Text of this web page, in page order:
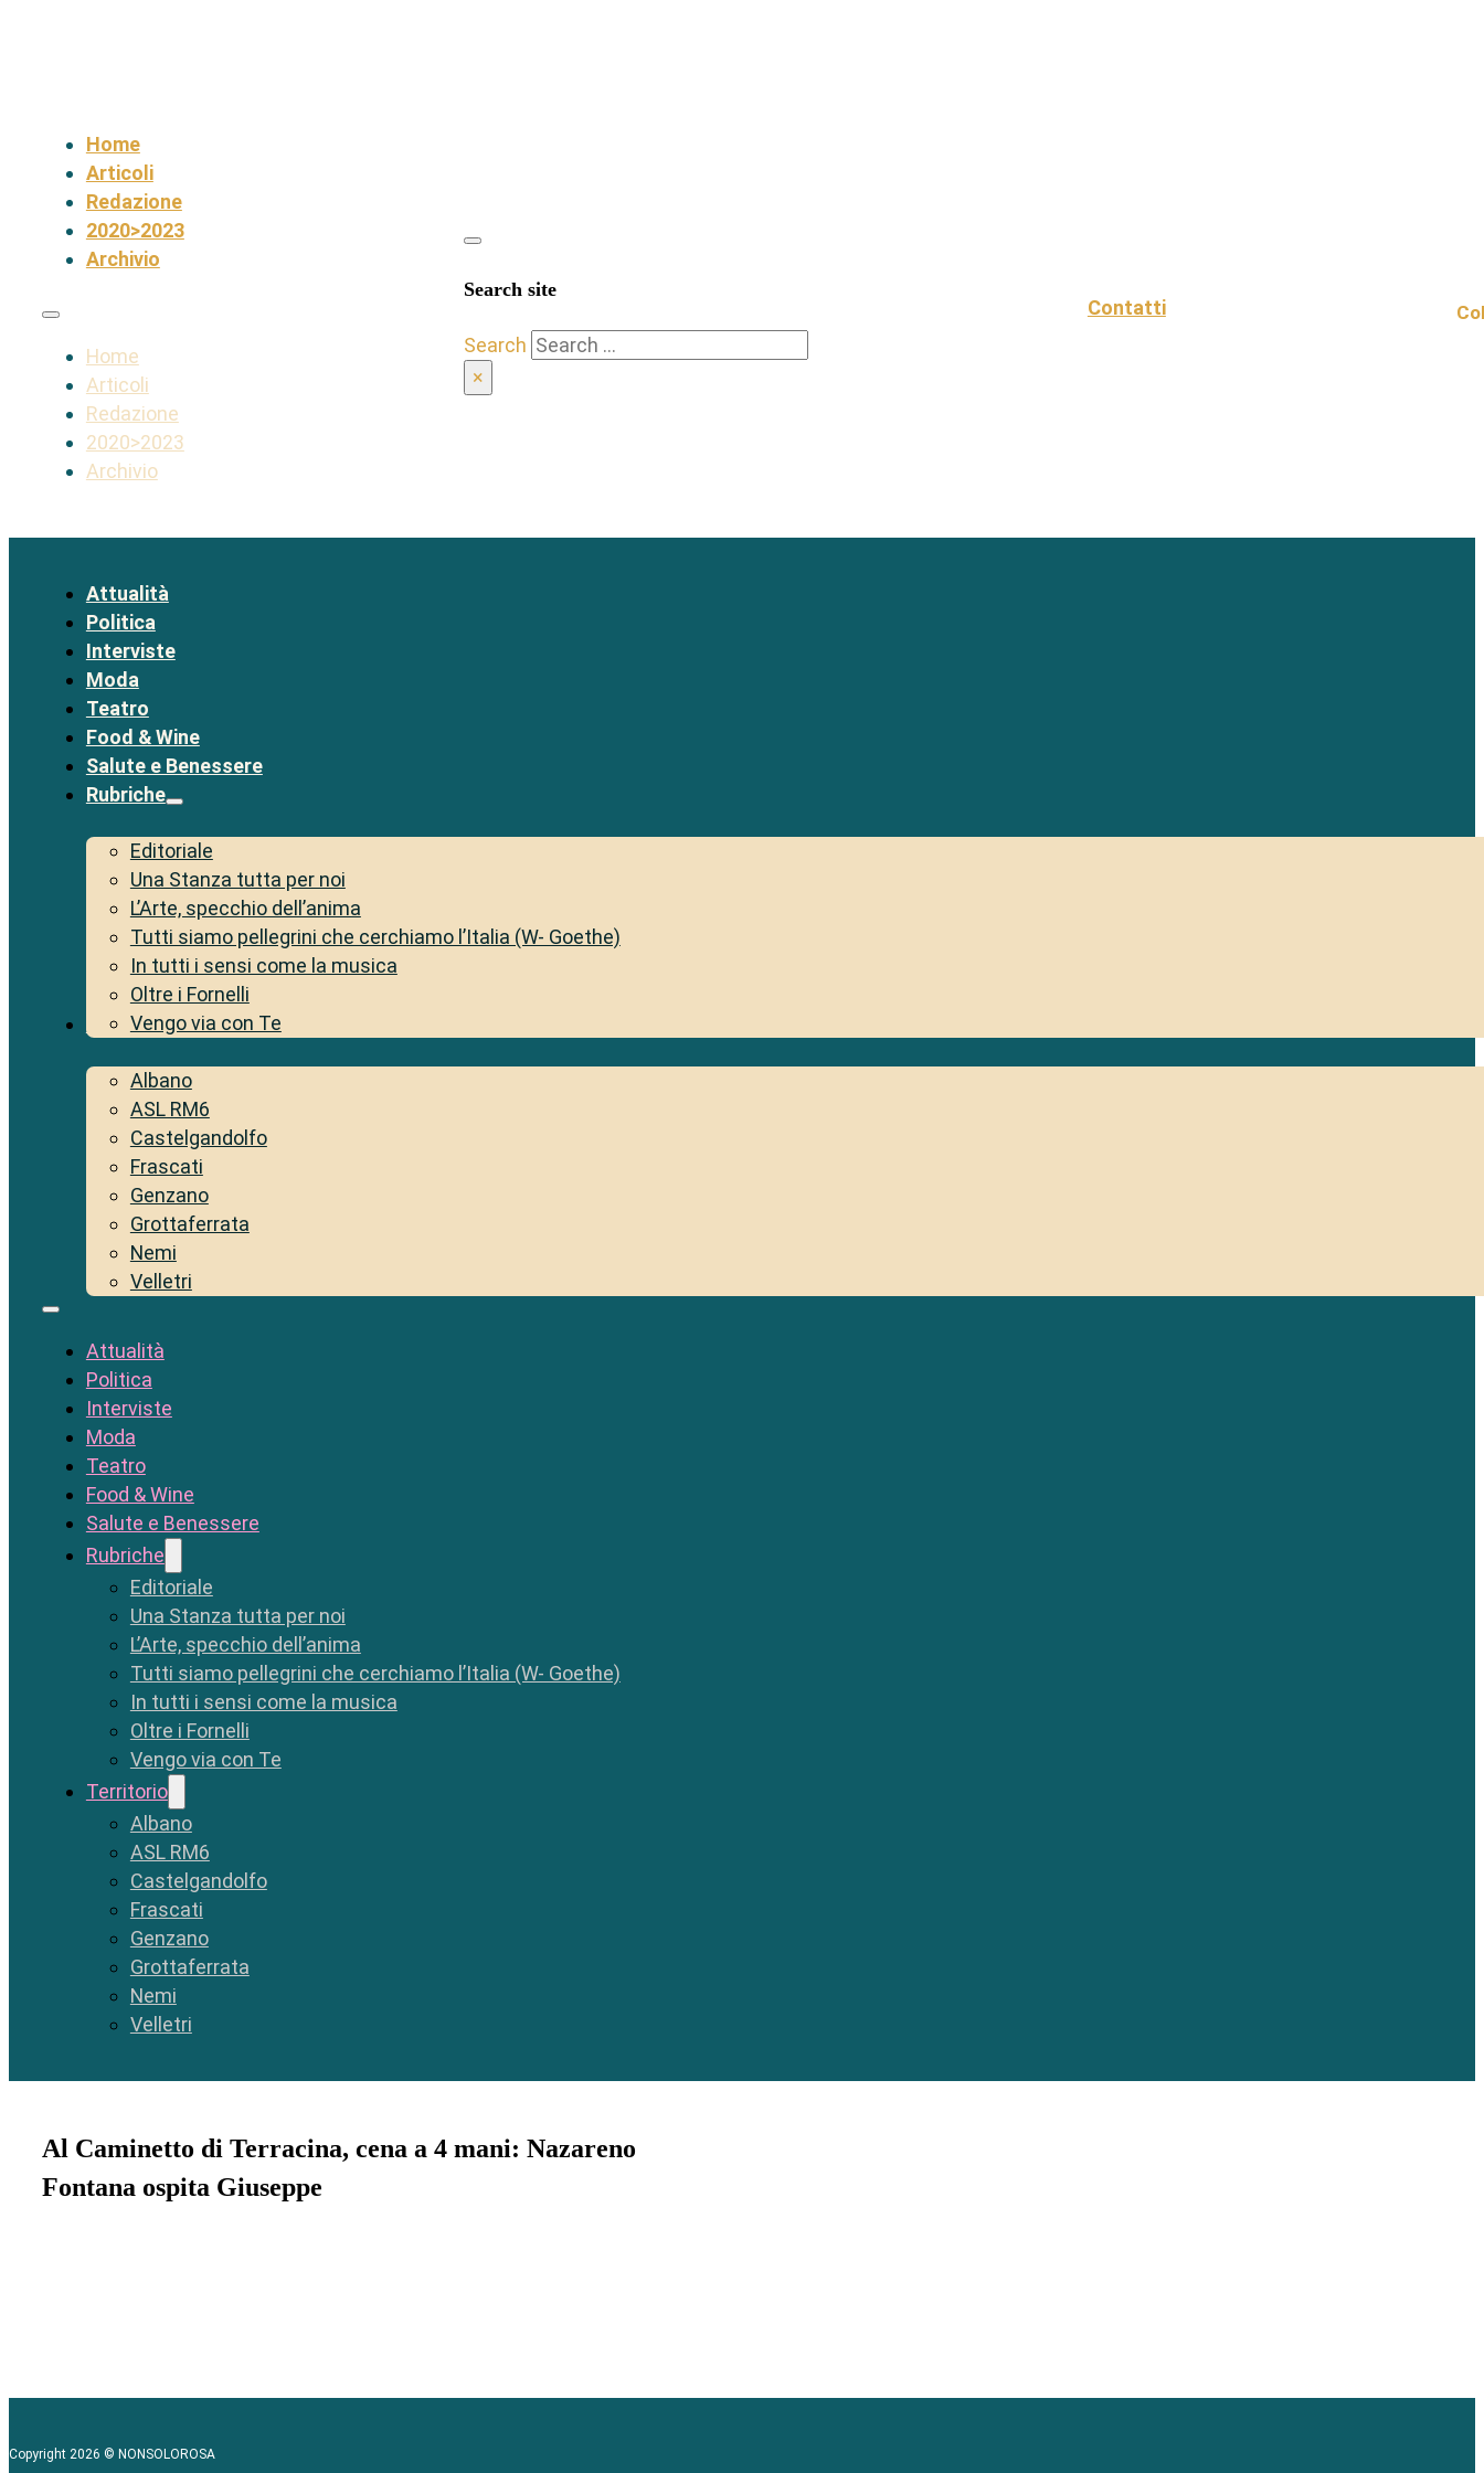
Home
Articoli
Redazione
2020>2023
Archivio
Home
Articoli
Redazione
2020>2023
Archivio
Search site
Search
×
Contatti
Attualità
Politica
Interviste
Moda
Teatro
Food & Wine
Salute e Benessere
Rubriche
Editoriale
Una Stanza tutta per noi
L’Arte, specchio dell’anima
Tutti siamo pellegrini che cerchiamo l’Italia (W- Goethe)
In tutti i sensi come la musica
Oltre i Fornelli
Vengo via con Te
Territorio
Albano
ASL RM6
Castelgandolfo
Frascati
Genzano
Grottaferrata
Nemi
Velletri
Attualità
Politica
Interviste
Moda
Teatro
Food & Wine
Salute e Benessere
Rubriche
Editoriale
Una Stanza tutta per noi
L’Arte, specchio dell’anima
Tutti siamo pellegrini che cerchiamo l’Italia (W- Goethe)
In tutti i sensi come la musica
Oltre i Fornelli
Vengo via con Te
Territorio
Albano
ASL RM6
Castelgandolfo
Frascati
Genzano
Grottaferrata
Nemi
Velletri
Al Caminetto di Terracina, cena a 4 mani: Nazareno
Fontana ospita Giuseppe
Copyright 2026 © NONSOLOROSA